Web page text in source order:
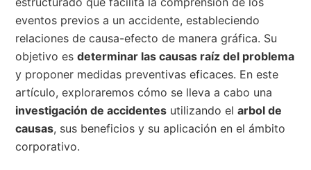
eventos previos a un accidente, estableciendo
relaciones de causa-efecto de manera gráfica. Su
objetivo esdeterminar las causas raíz del problema
y proponer medidas preventivas eficaces. En este
artículo, exploraremos cómo se lleva a cabo una
investigación de accidentes utilizando elarbol de
causas, sus beneficios y su aplicación en el ámbito
corporativo.